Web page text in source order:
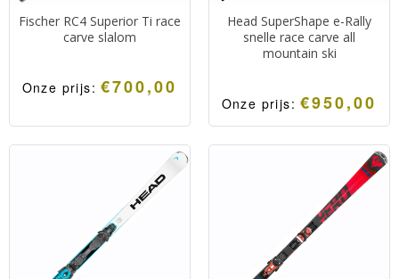
Fischer RC4 Superior Ti race
carve slalom
Onze prijs:€700,00
Head SuperShape e-Rally
snelle race carve all
mountain ski
Onze prijs:€950,00